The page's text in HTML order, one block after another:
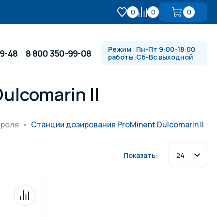
0 0 0
Водопады, водяные пушки и
48 8 800 350-99-08
Режим
работы:
Пн-Пт 9:00-18:00
Сб-Вс выходной
II
Станции дозирования ProMinent Dulcomarin II
Показать: